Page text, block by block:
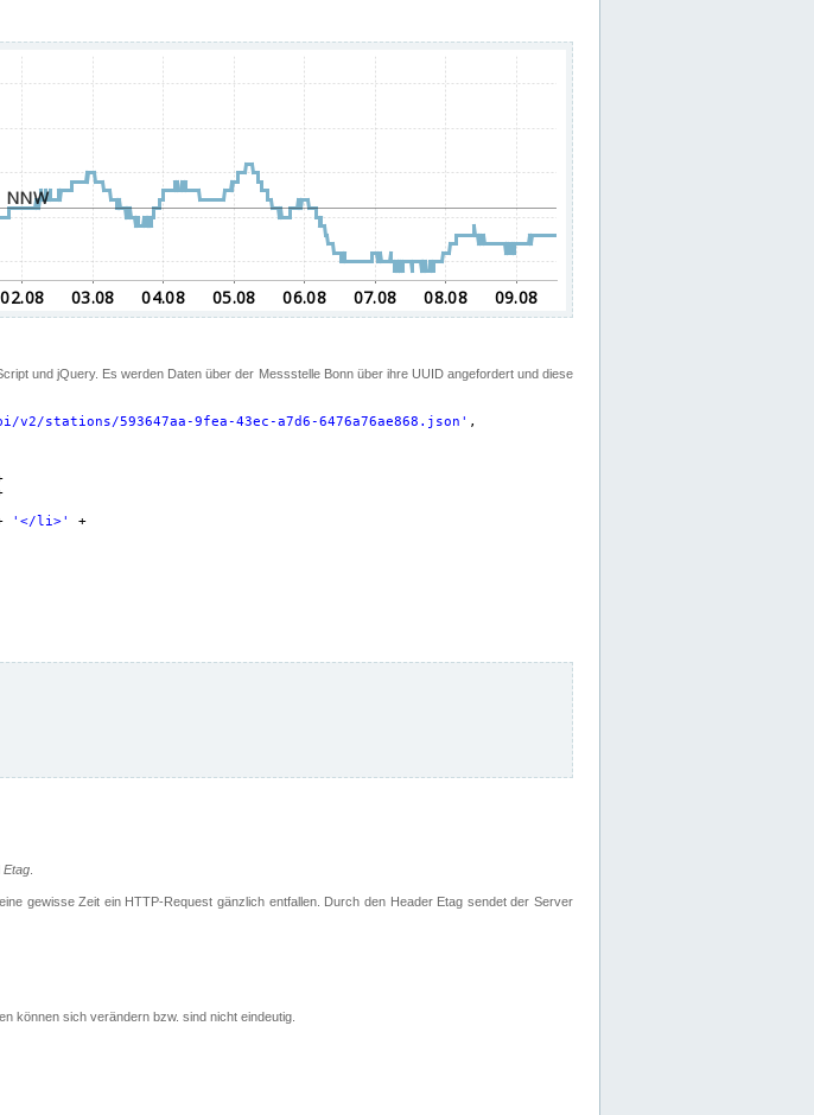
und jQuery. Es werden Daten über der Messstelle Bonn über ihre UUID angefordert und diese
stations/593647aa-9fea-43ec-a7d6-6476a76ae868.json ' ,
'</li>'
+
Etag.
gewisse Zeit ein HTTP-Request gänzlich entfallen. Durch den Header Etag sendet der Server
können sich verändern bzw. sind nicht eindeutig.